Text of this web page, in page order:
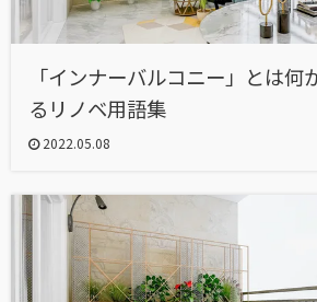
「インナーバルコニー」とは
るリノベ用語集
2022.05.08